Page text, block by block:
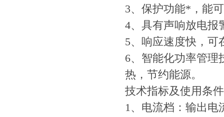
3、保护功能*，能
4、具有声响放电报
5、响应速度快，可
6、智能化功率管理
热，节约能源。
技术指标及使用条件
1、电流档：输出电